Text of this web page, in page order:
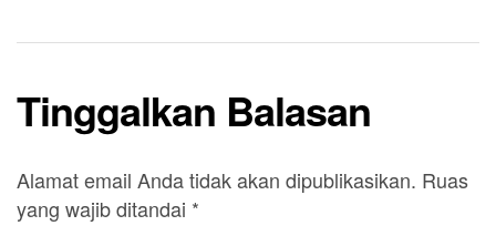
Tinggalkan Balasan
Alamat email Anda tidak akan dipublikasikan. Ruas
yang wajib ditandai *